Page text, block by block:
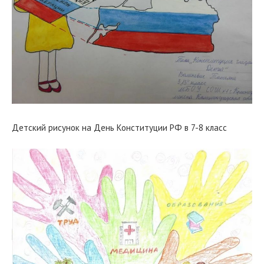
Детский рисунок на День Конституции РФ в 7-8 класс